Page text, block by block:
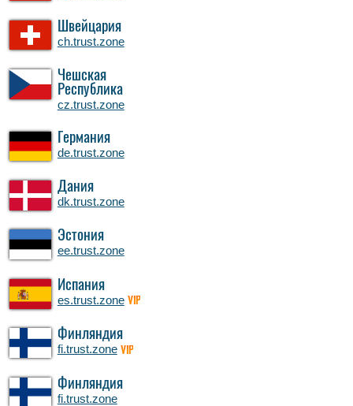
Швейцария
ch.trust.zone
Чешская
Республика
cz.trust.zone
Германия
de.trust.zone
Дания
dk.trust.zone
Эстония
ee.trust.zone
Испания
es.trust.zone VIP
Финляндия
fi.trust.zone VIP
Финляндия
fi.trust.zone